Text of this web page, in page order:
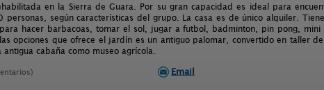
en la Sierra de Guara. Por su gran capacidad es ideal para
personas, según características del grupo. La casa es de único alquiler.
hacer barbacoas, tomar el sol, jugar a futbol, badminton, pin pong,
opciones que ofrece el jardín es un antiguo palomar, convertido en taller
cabaña como museo agrícola.
Email